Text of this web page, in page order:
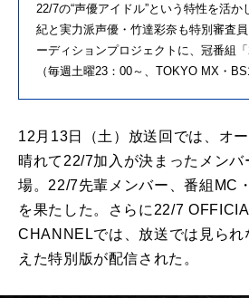
22/7の“声優アイドル”という特性を活か
紀と実力派声優・竹達彩奈も特別審査
ーディションプロジェクトに、冠番組「
（毎週土曜23 ： 00～、 TOKYO MX ・
12 月 13日（土）放送回では、オ
晴れて 22/7加入が決まったメンバ
場。 22/7先輩メンバー、番組 MC
を果たした。さらに 22/7
CHANNELでは、放送では見ら
えた特別版が配信された。